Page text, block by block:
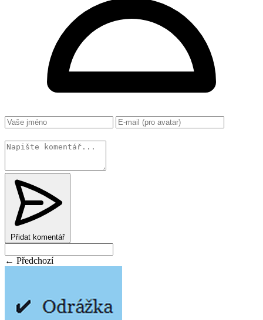
Přidat komentář
← Předchozí